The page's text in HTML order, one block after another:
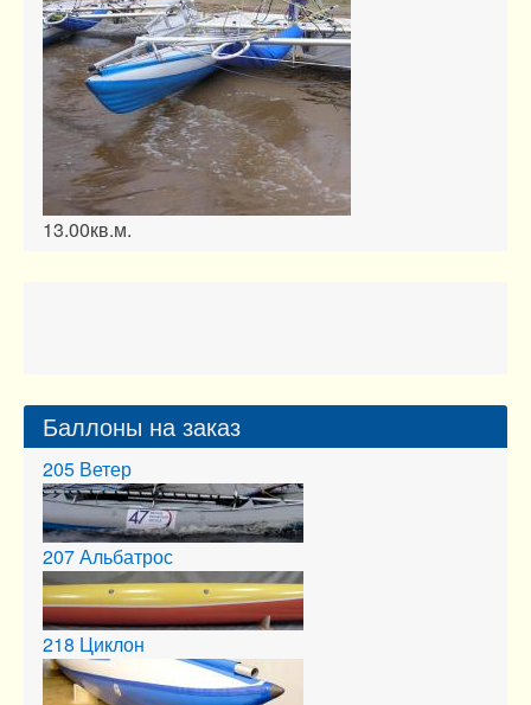
13.00кв.м.
Баллоны на заказ
205 Ветер
207Альбатрос
218 Циклон